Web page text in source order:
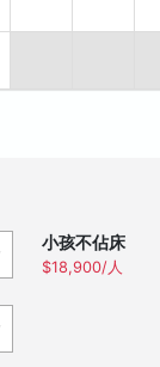
小孩不佔床
$18,900/人